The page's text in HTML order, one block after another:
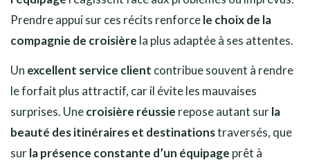
Prendre appui sur ces récits renforcele choix de la
compagnie de croisière la plus adaptée à ses attentes.
Un excellent service client contribue souvent à rendre
le forfait plus attractif, car il évite les mauvaises
surprises. Unecroisière réussie repose autant surla
beauté des itinéraires et destinationstraversés, que
surla présence constante d’un équipage prêt à